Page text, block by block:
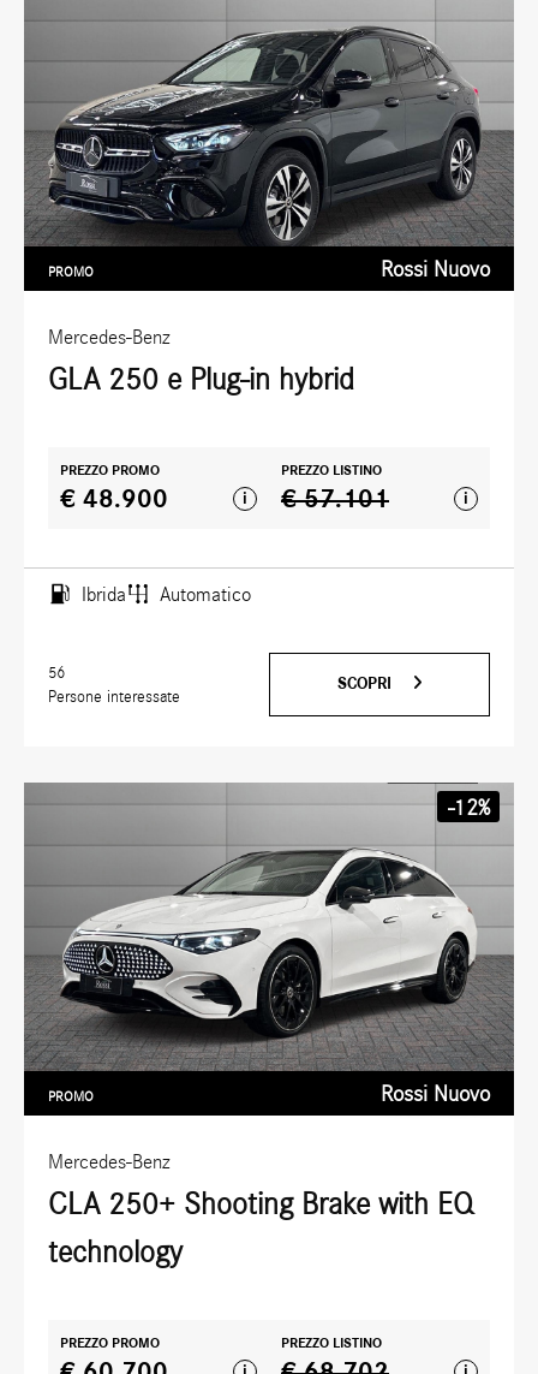
Mercedes-Benz
GLA 250 e Plug-in hybrid
PROMO Rossi Nuovo
PREZZO PROMO
€ 48.900 i
PREZZO LISTINO
€ 57.101 i
Ibrida Automatico
56
Persone interessate
SCOPRI
Mercedes-Benz
CLA 250+ Shooting Brake with EQ
technology
PROMO Rossi Nuovo
-12%
PREZZO PROMO PREZZO LISTINO